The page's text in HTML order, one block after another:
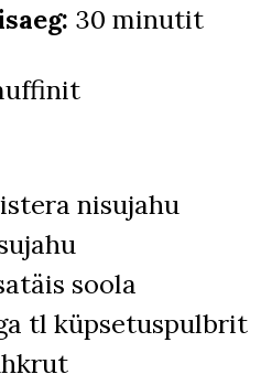
30 minutit
nisujahu
soola
tl küpsetuspulbrit